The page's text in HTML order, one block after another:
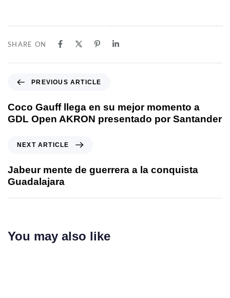
SHARE ON
PREVIOUS ARTICLE
Coco Gauff llega en su mejor momento a
GDL Open AKRON presentado por Santander
NEXT ARTICLE
Jabeur mente de guerrera a la conquista
Guadalajara
You may also like